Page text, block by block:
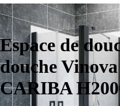
Espace de
douche
CARIBA